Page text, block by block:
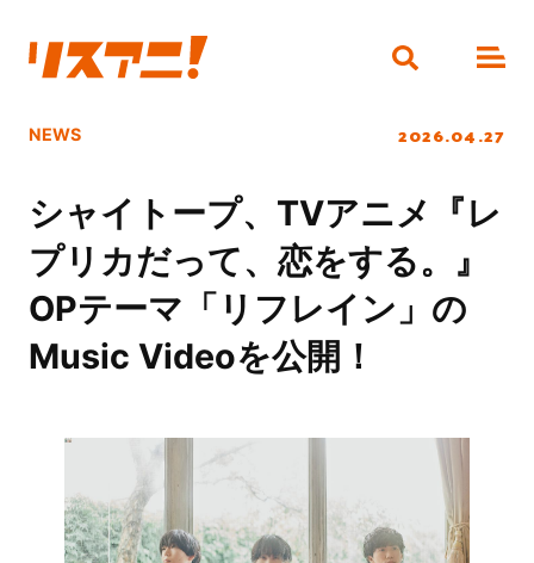
NEWS 2026.04.27
シャイトープ、TVアニメ『レ
プリカだって、恋をする。』
OPテーマ「リフレイン」の
Music Videoを公開！